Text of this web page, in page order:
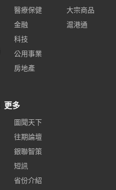
醫療保健
金融
科技
公用事業
房地產
大宗商品
滬港通
更多
圖聞天下
往期論壇
銀聯智策
短訊
省份介紹